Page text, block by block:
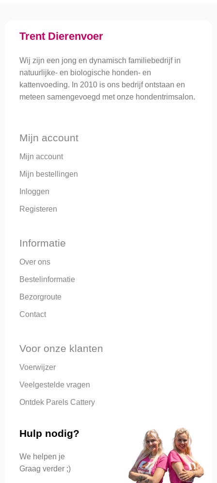
voor gezonde dieren is het belangrijk om de juiste voeding
toekomst en verlengt het leven van uw dier.
Voor dit alles heeft Anne-Marie haar basisopleiding gevolg
bij Dibevo en is daarna verder gespecialiseerd tot
omdat voeding onderdeel uitmaakt van de gezondheid e/o
Een mooier compliment kunnen we niet krijgen!
Trent Dierenvoer
Wij zijn een jong en dynamisch familiebedrijf in
natuurlijke- en biologische honden- en
kattenvoeding. In 2010 is ons bedrijf ontstaan en
meteen samengevoegd met onze hondentrimsalon.
Mijn account
Mijn account
Mijn bestellingen
Inloggen
Registeren
Informatie
Over ons
Bestelinformatie
Bezorgroute
Contact
Voor onze klanten
Voerwijzer
Veelgestelde vragen
Ontdek Parels Cattery
Hulp nodig?
We helpen je
Graag verder ;)